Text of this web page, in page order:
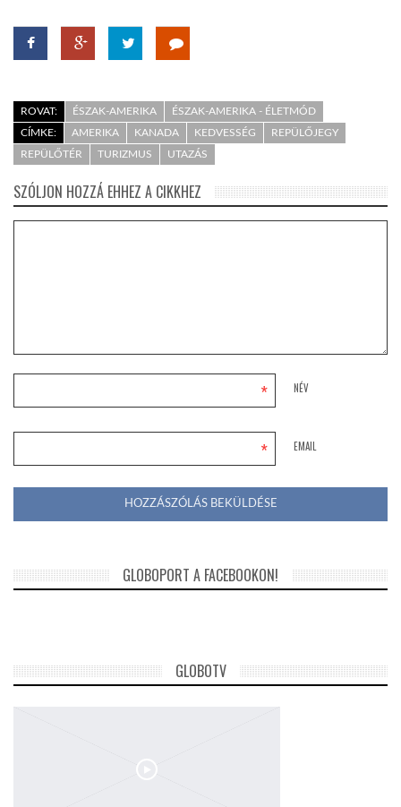
ROVAT: ÉSZAK-AMERIKA
ÉSZAK-AMERIKA - ÉLETMÓD
CÍMKE:
AMERIKA KANADA KEDVESSÉG
REPÜLŐJEGY
REPÜLŐTÉR
TURIZMUS UTAZÁS
SZÓLJON HOZZÁ EHHEZ A CIKKHEZ
NÉV
*
EMAIL
*
GLOBOPORT A FACEBOOKON!
GLOBOTV